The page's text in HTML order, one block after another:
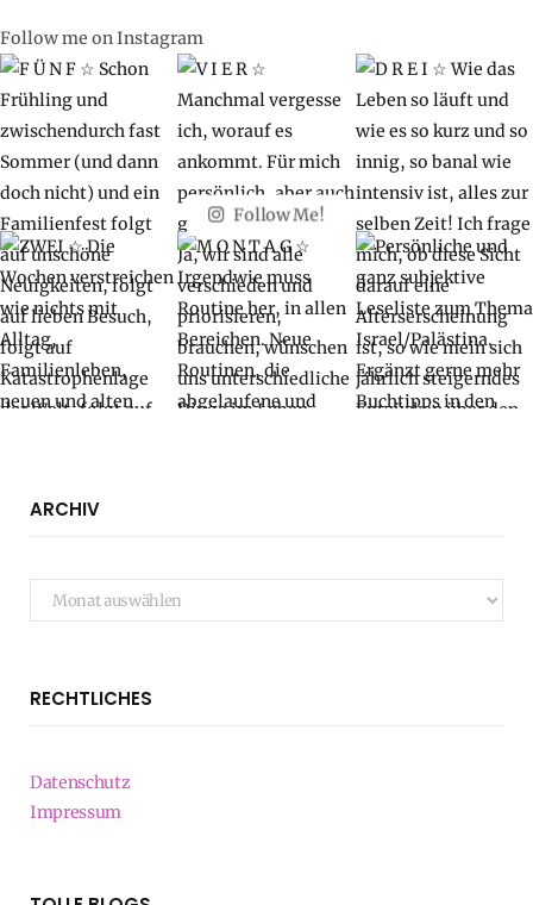
Follow me on Instagram
Follow Me!
ARCHIV
Archiv
RECHTLICHES
Datenschutz
Impressum